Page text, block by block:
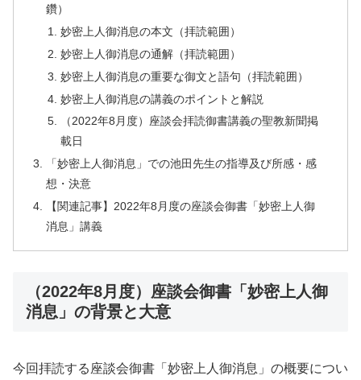
鑽）
妙密上人御消息の本文（拝読範囲）
妙密上人御消息の通解（拝読範囲）
妙密上人御消息の重要な御文と語句（拝読範囲）
妙密上人御消息の講義のポイントと解説
（2022年8月度）座談会拝読御書講義の聖教新聞掲
載日
「妙密上人御消息」での池田先生の指導及び所感・感
想・決意
【関連記事】2022年8月度の座談会御書「妙密上人御
消息」講義
（2022年8月度）座談会御書「妙密上人御
消息」の背景と大意
今回拝読する座談会御書「妙密上人御消息」の概要につい